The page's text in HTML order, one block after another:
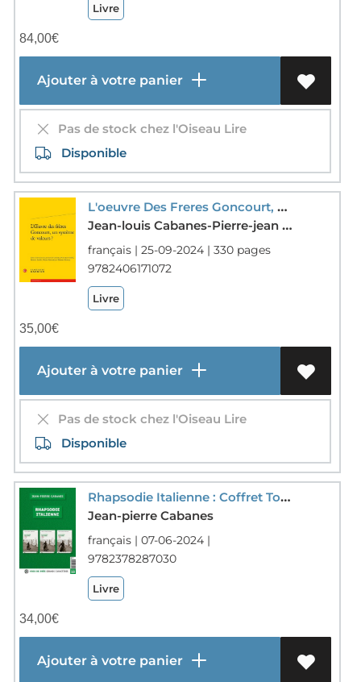
Livre
84,00€
Ajouter à votre panier
Pas de stock chez l'Oiseau Lire
Disponible
L'oeuvre Des Freres Goncourt, Un Systeme De Valeurs ?
Jean-louis Cabanes-Pierre-jean Dufief-Beatrice Laville-Verane Partensky-Eleonore Reverzy-Collectif
français | 25-09-2024 | 330 pages
9782406171072
Livre
35,00€
Ajouter à votre panier
Pas de stock chez l'Oiseau Lire
Disponible
Rhapsodie Italienne : Coffret Tomes 1 A 3 : Offre Decouverte
Jean-pierre Cabanes
français | 07-06-2024 |
9782378287030
Livre
34,00€
Ajouter à votre panier